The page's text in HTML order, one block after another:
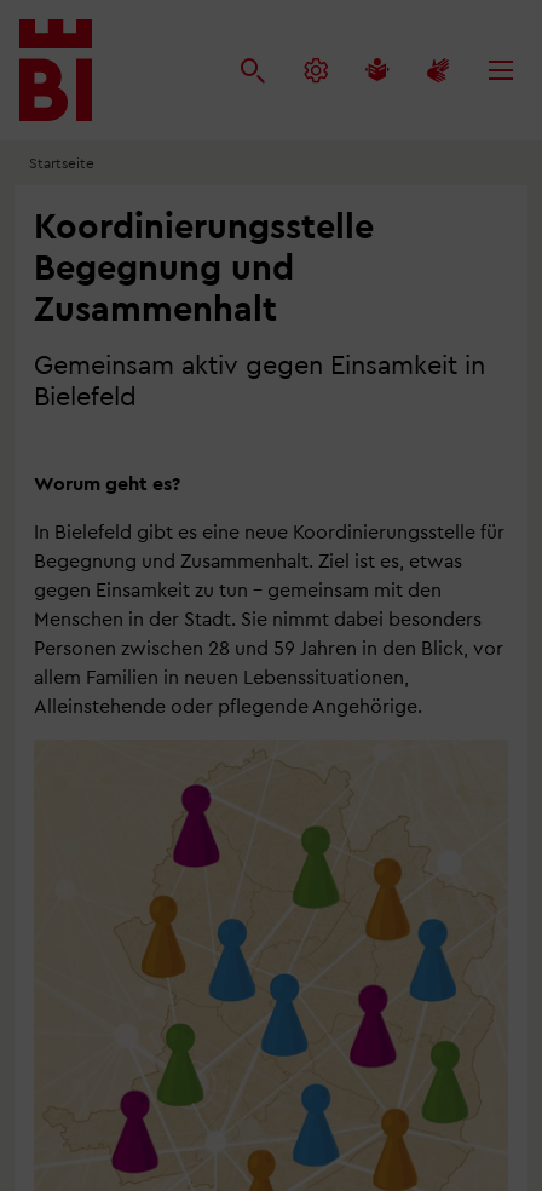
Inhalt
anspringen
Menü
anspringen
Suche
anspringen
Startseite
Koordinierungsstelle
Begegnung und
Zusammenhalt
Gemeinsam aktiv gegen Einsamkeit in
Bielefeld
Worum geht es?
In Bielefeld gibt es eine neue Koordinierungsstelle für
Begegnung und Zusammenhalt. Ziel ist es, etwas
gegen Einsamkeit zu tun – gemeinsam mit den
Menschen in der Stadt. Sie nimmt dabei besonders
Personen zwischen 28 und 59 Jahren in den Blick, vor
allem Familien in neuen Lebenssituationen,
Alleinstehende oder pflegende Angehörige.